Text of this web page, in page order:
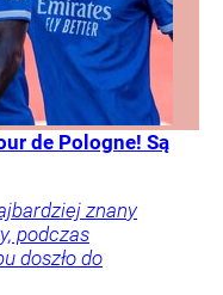
de Pologne! Są
znany
podczas
doszło do